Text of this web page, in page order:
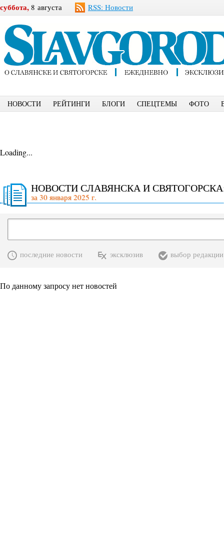
суббота, 8 августа RSS: Новости
НОВОСТИ РЕЙТИНГИ БЛОГИ СПЕЦТЕМЫ ФОТО
Loading...
НОВОСТИ СЛАВЯНСКА И
за 30 января 2025 г.
последние новости эксклюзив выбор редакции
По данному запросу нет новостей